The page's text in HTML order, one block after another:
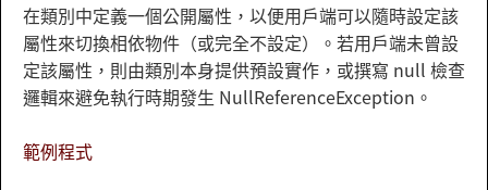
在類別中定義一個公開屬性，以便用戶端可以隨時設定該
屬性來切換相依物件（或完全不設定）。若用戶端未曾設
定該屬性，則由類別本身提供預設實作，或撰寫 null 檢查
邏輯來避免執行時期發生 NullReferenceException。
範例程式